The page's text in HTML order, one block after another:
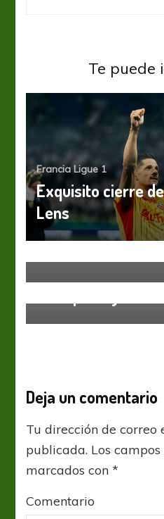
Te puede
Francia Ligue 1
Exquisito cierre
Lens
Francia Ligue 1
Ligue 1: Agónico
Mónaco, que
Deja un comentario
Tu dirección de correo
publicada. Los
marcados con*
Comentario